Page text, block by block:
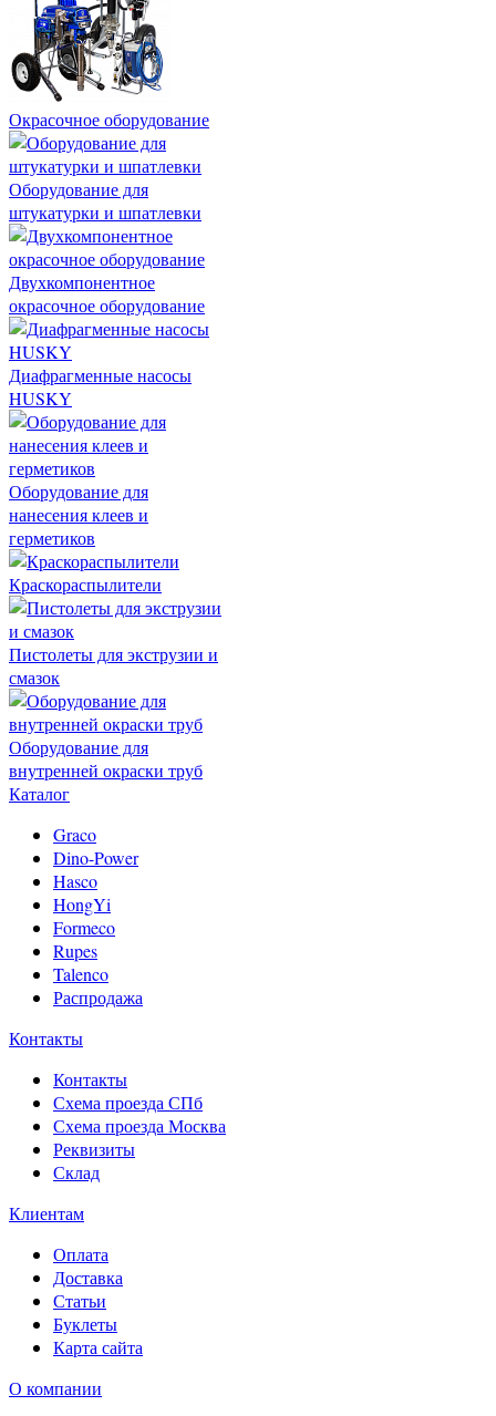
Окрасочное оборудование
Оборудование для
штукатурки и шпатлевки
Двухкомпонентное
окрасочное оборудование
Диафрагменные насосы
HUSKY
Оборудование для
нанесения клеев и
герметиков
Краскораспылители
Пистолеты для экструзии и
смазок
Оборудование для
внутренней окраски труб
Каталог
Graco
Dino-Power
Hasco
HongYi
Formeco
Rupes
Talenco
Распродажа
Контакты
Контакты
Схема проезда СПб
Схема проезда Москва
Реквизиты
Склад
Клиентам
Оплата
Доставка
Статьи
Буклеты
Карта сайта
О компании